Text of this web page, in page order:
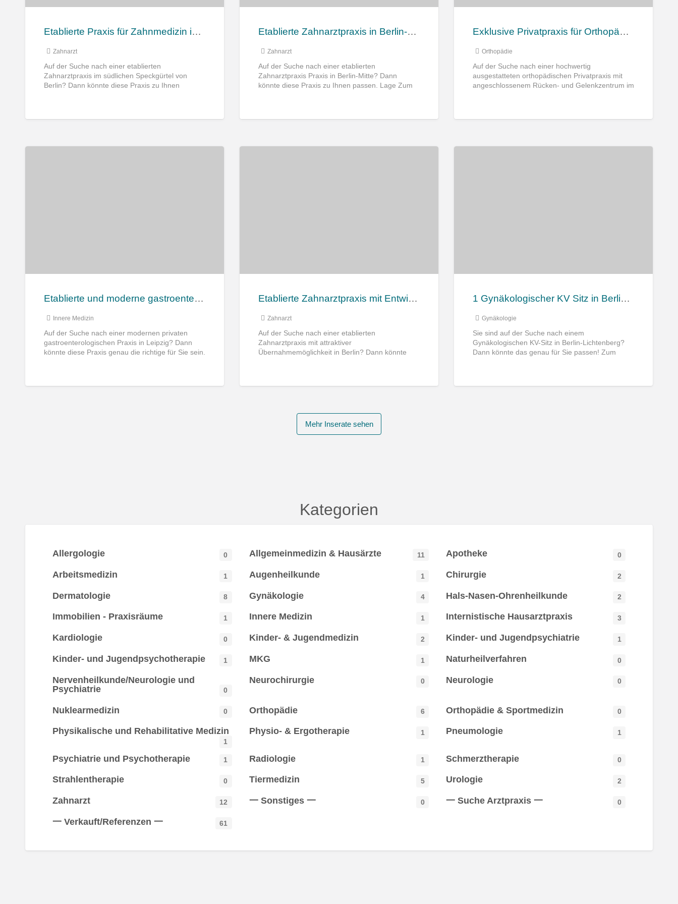
Etablierte Praxis für Zahnmedizin im südlichen Speckgürtel von Berlin abzugeben
Zahnarzt
Auf der Suche nach einer etablierten
Zahnarztpraxis im südlichen Speckgürtel von
Berlin? Dann könnte diese Praxis zu Ihnen
Etablierte Zahnarztpraxis in Berlin-Mitte zu verkaufen
Zahnarzt
Auf der Suche nach einer etablierten
Zahnarztpraxis Praxis in Berlin-Mitte? Dann
könnte diese Praxis zu Ihnen passen. Lage Zum
Exklusive Privatpraxis für Orthopädie und Sportmedizin im Hamburger Speckgürtel
Orthopädie
Auf der Suche nach einer hochwertig
ausgestatteten orthopädischen Privatpraxis mit
angeschlossenem Rücken- und Gelenkzentrum im
Etablierte und moderne gastroenterologische Privatpraxis in Leipzig zu verkaufen
Innere Medizin
Auf der Suche nach einer modernen privaten
gastroenterologischen Praxis in Leipzig? Dann
könnte diese Praxis genau die richtige für Sie sein.
Etablierte Zahnarztpraxis mit Entwicklungspotenzial in Berlin zur Übernahme
Zahnarzt
Auf der Suche nach einer etablierten
Zahnarztpraxis mit attraktiver
Übernahmemöglichkeit in Berlin? Dann könnte
1 Gynäkologischer KV Sitz in Berlin Lichtenberg abzugeben.
Gynäkologie
Sie sind auf der Suche nach einem
Gynäkologischen KV-Sitz in Berlin-Lichtenberg?
Dann könnte das genau für Sie passen! Zum
Mehr Inserate sehen
Kategorien
Allergologie 0 Allgemeinmedizin & Hausärzte 11 Apotheke 0
Arbeitsmedizin 1 Augenheilkunde 1 Chirurgie 2
Dermatologie 8 Gynäkologie 4 Hals-Nasen-Ohrenheilkunde 2
Immobilien - Praxisräume 1 Innere Medizin 1 Internistische Hausarztpraxis 3
Kardiologie 0 Kinder- & Jugendmedizin 2 Kinder- und Jugendpsychiatrie 1
Kinder- und Jugendpsychotherapie 1 MKG 1 Naturheilverfahren 0
Nervenheilkunde/Neurologie und
Psychiatrie
0
Neurochirurgie 0 Neurologie 0
Nuklearmedizin 0 Orthopädie 6 Orthopädie & Sportmedizin 0
Physikalische und Rehabilitative Medizin
1
Physio- & Ergotherapie 1 Pneumologie 1
Psychiatrie und Psychotherapie 1 Radiologie 1 Schmerztherapie 0
Strahlentherapie 0 Tiermedizin 5 Urologie 2
Zahnarzt 12 一 Sonstiges 一 0 一 Suche Arztpraxis 一 0
一 Verkauft/Referenzen 一 61